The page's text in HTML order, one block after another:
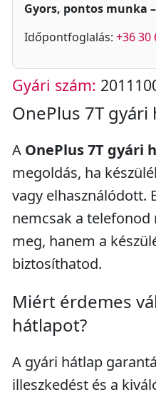
Gyors, pontos munka
Időpontfoglalás: +36 30
Gyári szám:
OnePlus 7T gyári
A OnePlus 7T gyári
megoldás, ha
vagy elhasználódott.
nemcsak a
meg, hanem a
biztosíthatod.
Miért érdemes
hátlapot?
A gyári hátlap
illeszkedést és a